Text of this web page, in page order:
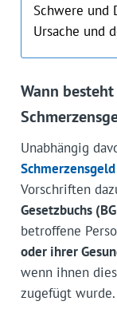
Schwere und
Ursache und
Wann
Unabhängig
Schmerzensgeld
Vorschriften
Gesetzbuchs
betroffene
oder ihrer
wenn ihnen
zugefügt wurde.